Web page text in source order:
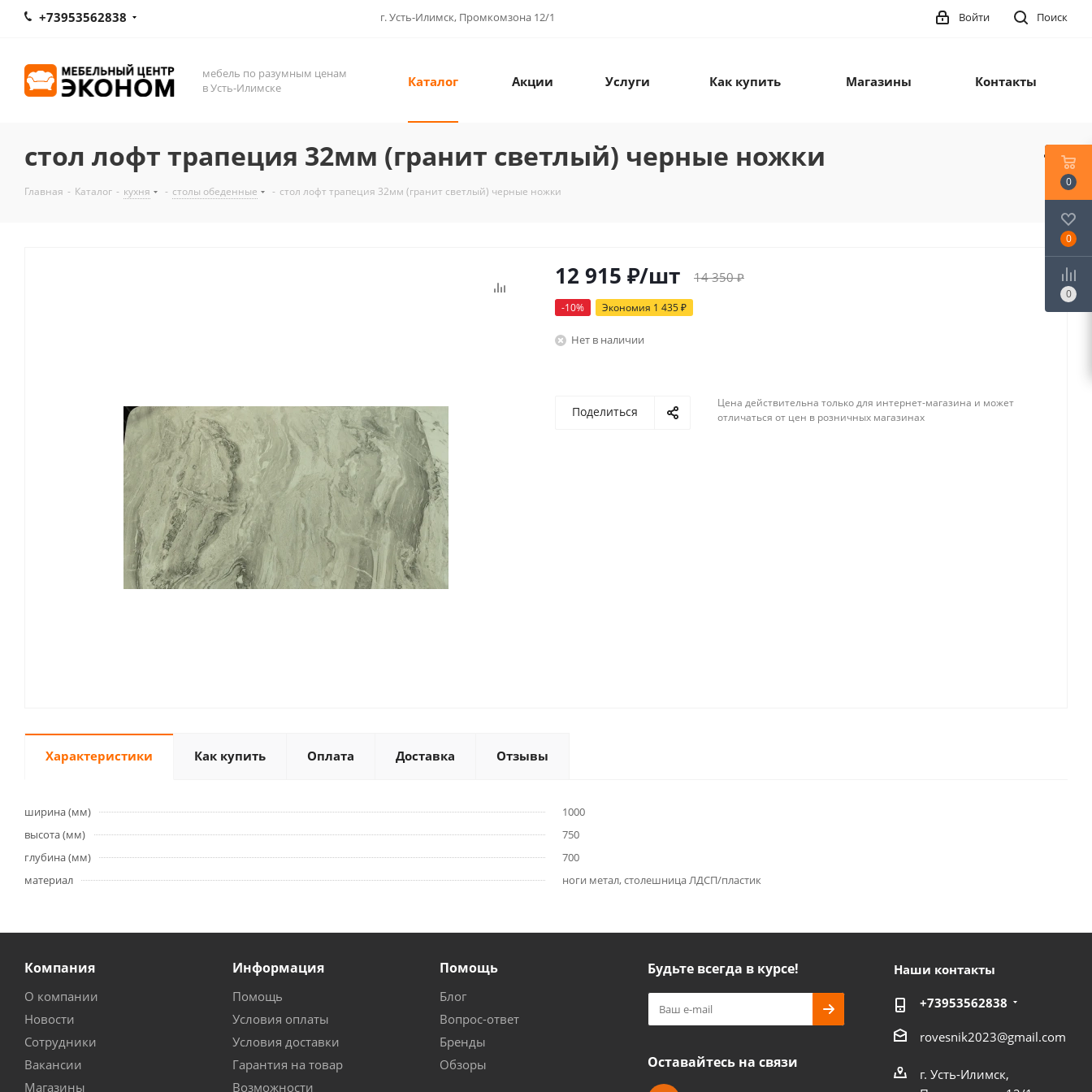
+73953562838 г. Усть-Илимск, Промкомзона 12/1 Поиск
Войти
мебель по разумным ценам
в Усть-Илимске
Каталог Акции Услуги Как купить Магазины Контакты
стол лофт трапеция 32мм (гранит светлый) черные ножки
Главная - Каталог - кухня - столы обеденные - стол лофт трапеция 32мм (гранит светлый) черные ножки
12 915 ₽/шт 14 350₽
-10% Экономия 1 435₽
Нет в наличии
Поделиться
Цена действительна только для интернет-магазина и может
отличаться от цен в розничных магазинах
Характеристики Как купить Оплата Доставка Отзывы
ширина (мм)
1000
высота (мм)
750
глубина (мм)
700
материал
ноги метал, столешница ЛДСП/пластик
Компания
О компании
Новости
Сотрудники
Вакансии
Магазины
Информация
Помощь
Условия оплаты
Условия доставки
Гарантия на товар
Возможности
Помощь
Блог
Вопрос-ответ
Бренды
Обзоры
Будьте всегда в курсе!
Оставайтесь на связи
Наши контакты
+73953562838
rovesnik2023@gmail.com
г. Усть-Илимск,
0
0
0